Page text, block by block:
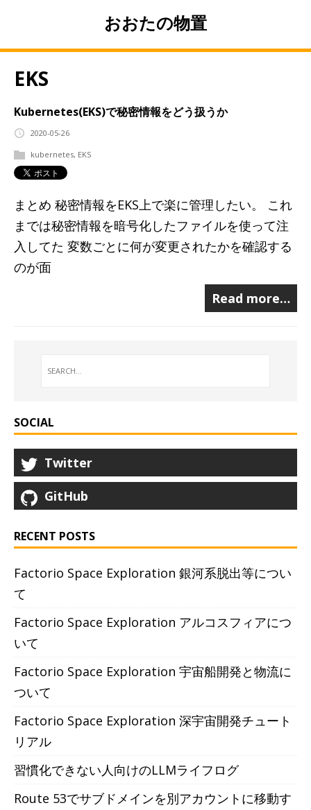
おおたの物置
EKS
Kubernetes(EKS)で秘密情報をどう扱うか
2020-05-26
kubernetes, EKS
まとめ 秘密情報をEKS上で楽に管理したい。 これ
までは秘密情報を暗号化したファイルを使って注
入してた 変数ごとに何が変更されたかを確認する
のが面
Read more…
SOCIAL
Twitter
GitHub
RECENT POSTS
Factorio Space Exploration 銀河系脱出等につい
て
Factorio Space Exploration アルコスフィアにつ
いて
Factorio Space Exploration 宇宙船開発と物流に
ついて
Factorio Space Exploration 深宇宙開発チュート
リアル
習慣化できない人向けのLLMライフログ
Route 53でサブドメインを別アカウントに移動す